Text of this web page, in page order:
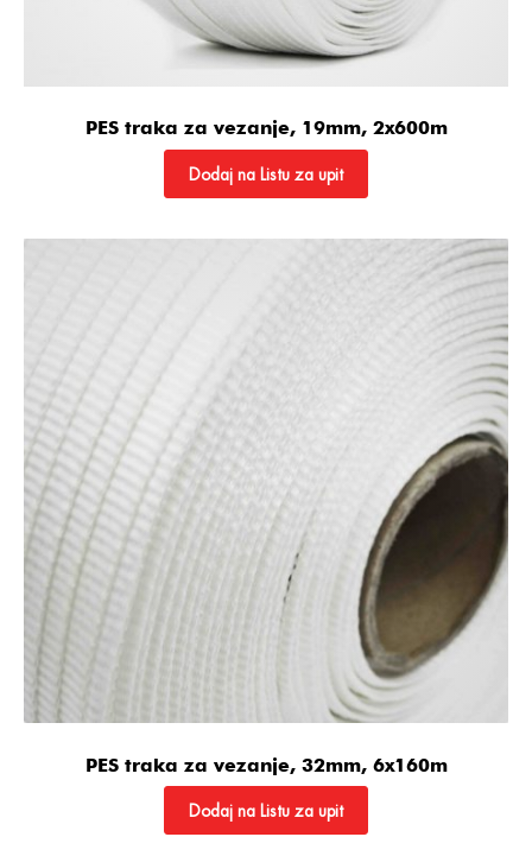
PES traka za vezanje, 19mm, 2x600m
Dodaj na Listu za upit
PES traka za vezanje, 32mm, 6x160m
Dodaj na Listu za upit